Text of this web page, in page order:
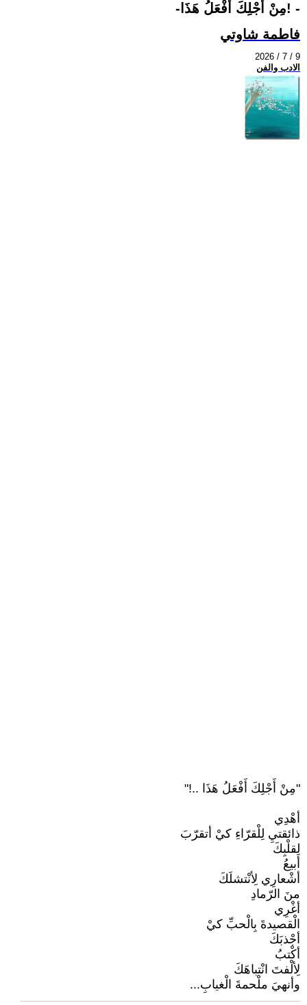
-مِنْ أَجْلِكَ أَفْعَلُ هَذَا! -
فاطمة شاوتي
2026 / 7 / 9
الادب والفن
"مِنْ أَجْلِكَ أَفْعَلُ هَذَا ..!"
أهْدِي
ذائقتيِ لِلْقرّاءِ كيْ أتقرّبَ
لِقلْبِكَ
أبيعُ
أشْعارِي لِأنْتشلَكَ
منَ الرّمادِ
أغْرِي
الْقصيدةَ بِالْحبِّ كيْ
أجْذبَكَ
أكْتبُ
لِألْفتَ انْتباهَكَ
وأنهيَ ملْحمةَ الْغيابِ...